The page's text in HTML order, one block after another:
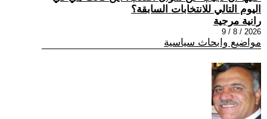
اليوم التالي للانتخابات السابقة؟
رانية مرجية
2026 / 8 / 9
مواضيع وابحاث سياسية